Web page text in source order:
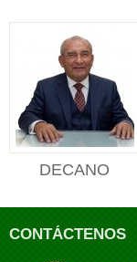
DECANO
Ciencias Forestales
Ambienta...
CONTÁCTENOS